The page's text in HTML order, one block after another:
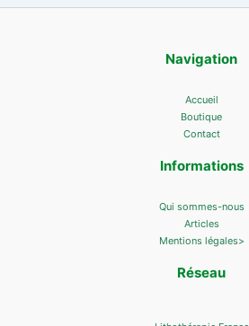
Navigation
Accueil
Boutique
Contact
Informations
Qui sommes-nous
Articles
Mentions légales>
Réseau